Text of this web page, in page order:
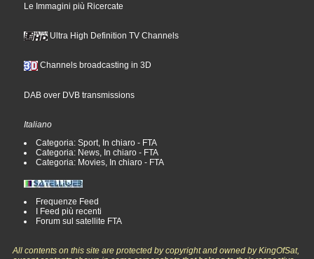
Le Immagini più Ricercate
Ultra High Definition TV Channels
Channels broadcasting in 3D
DAB over DVB transmissions
Italiano
Categoria: Sport, In chiaro - FTA
Categoria: News, In chiaro - FTA
Categoria: Movies, In chiaro - FTA
Frequenze Feed
I Feed più recenti
Forum sul satellite FTA
All contents on this site are protected by copyright and owned by KingOfSat,